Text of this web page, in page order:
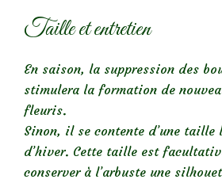
Taille et entretien
En saison, la suppression des
stimulera la formation de
fleuris.
Sinon, il se contente d’une taille
d’hiver. Cette taille est
conserver à l’arbuste une